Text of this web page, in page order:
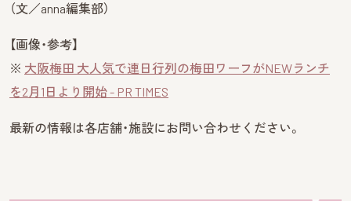
（文／anna編集部）
【画像・参考】
※ 大阪梅田 大人気で連日行列の梅田ワーフがNEWランチ
を2月1日より開始 - PR TIMES
最新の情報は各店舗・施設にお問い合わせください。